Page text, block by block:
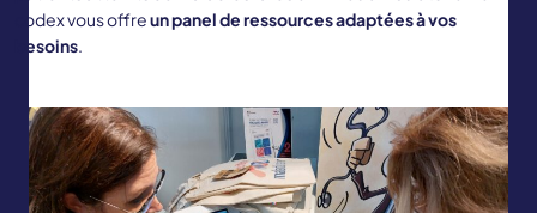
codex vous offreun panel de ressourcesadaptées à vos
besoins.